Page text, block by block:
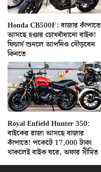
Honda CB500F: বাজার কাঁপাতে
আসছে হণ্ডার চোখধাঁধানো বাইক!
ফিচার্স শুনলে আপনিও দৌড়বেন
কিনতে
Royal Enfield Hunter 350:
বাইকের রাজা আসছে বাজার
কাঁপাতে! পকেটে 17,000 টাকা
থাকলেই বাইক ঘরে, অফার সীমিত